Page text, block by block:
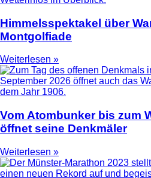
Himmelsspektakel über
Montgolfiade
Weiterlesen »
Vom Atombunker bis zum
öffnet seine Denkmäler
Weiterlesen »